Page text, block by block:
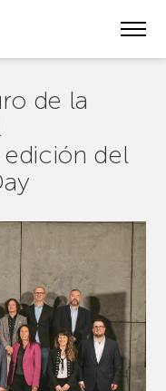
de la
edición del